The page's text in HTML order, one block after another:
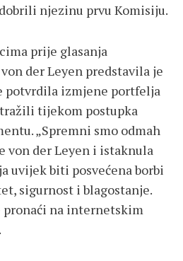
njezinu prvu Komisiju.
prije glasanja
der Leyen predstavila je
potvrdila izmjene portfelja
tijekom postupka
„Spremni smo odmah
von der Leyen i istaknula
uvijek biti posvećena borbi
sigurnost i blagostanje.
na internetskim